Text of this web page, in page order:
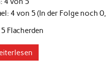
4 von 5 (In der Folge noch
Flacherden